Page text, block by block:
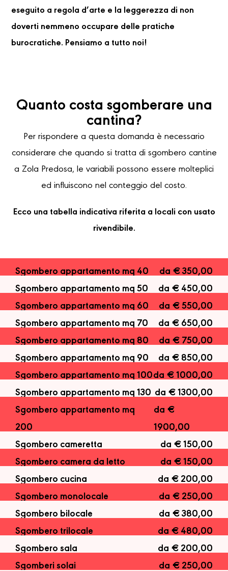
eseguito a regola d’arte e la leggerezza di non
doverti nemmeno occupare delle pratiche
burocratiche. Pensiamo a tutto noi!
Quanto costa sgomberare una
cantina?
Per rispondere a questa domanda è necessario
considerare che quando si tratta di sgombero cantine
a Zola Predosa, le variabili possono essere molteplici
ed influiscono nel conteggio del costo.
Ecco una tabella indicativa riferita a locali con usato
rivendibile.
Sgombero appartamento mq 40
da € 350,00
Sgombero appartamento mq 50
da € 450,00
Sgombero appartamento mq 60
da € 550,00
Sgombero appartamento mq 70
da € 650,00
Sgombero appartamento mq 80
da € 750,00
Sgombero appartamento mq 90
da € 850,00
Sgombero appartamento mq 100da € 1000,00
Sgombero appartamento mq 130 da € 1300,00
Sgombero appartamento mq
200
da €
1900,00
Sgombero cameretta
da € 150,00
Sgombero camera da letto
da € 150,00
Sgombero cucina
da € 200,00
Sgombero monolocale
da € 250,00
Sgombero bilocale
da € 380,00
Sgombero trilocale
da € 480,00
Sgombero sala
da € 200,00
Sgomberi solai
da € 250,00